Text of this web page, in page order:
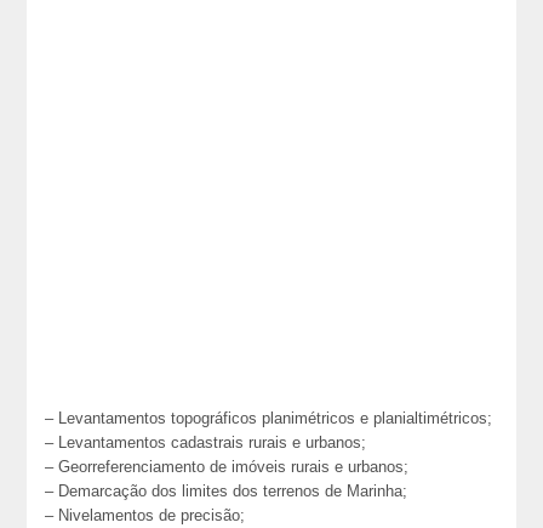
– Levantamentos topográficos planimétricos e planialtimétricos;
– Levantamentos cadastrais rurais e urbanos;
– Georreferenciamento de imóveis rurais e urbanos;
– Demarcação dos limites dos terrenos de Marinha;
– Nivelamentos de precisão;